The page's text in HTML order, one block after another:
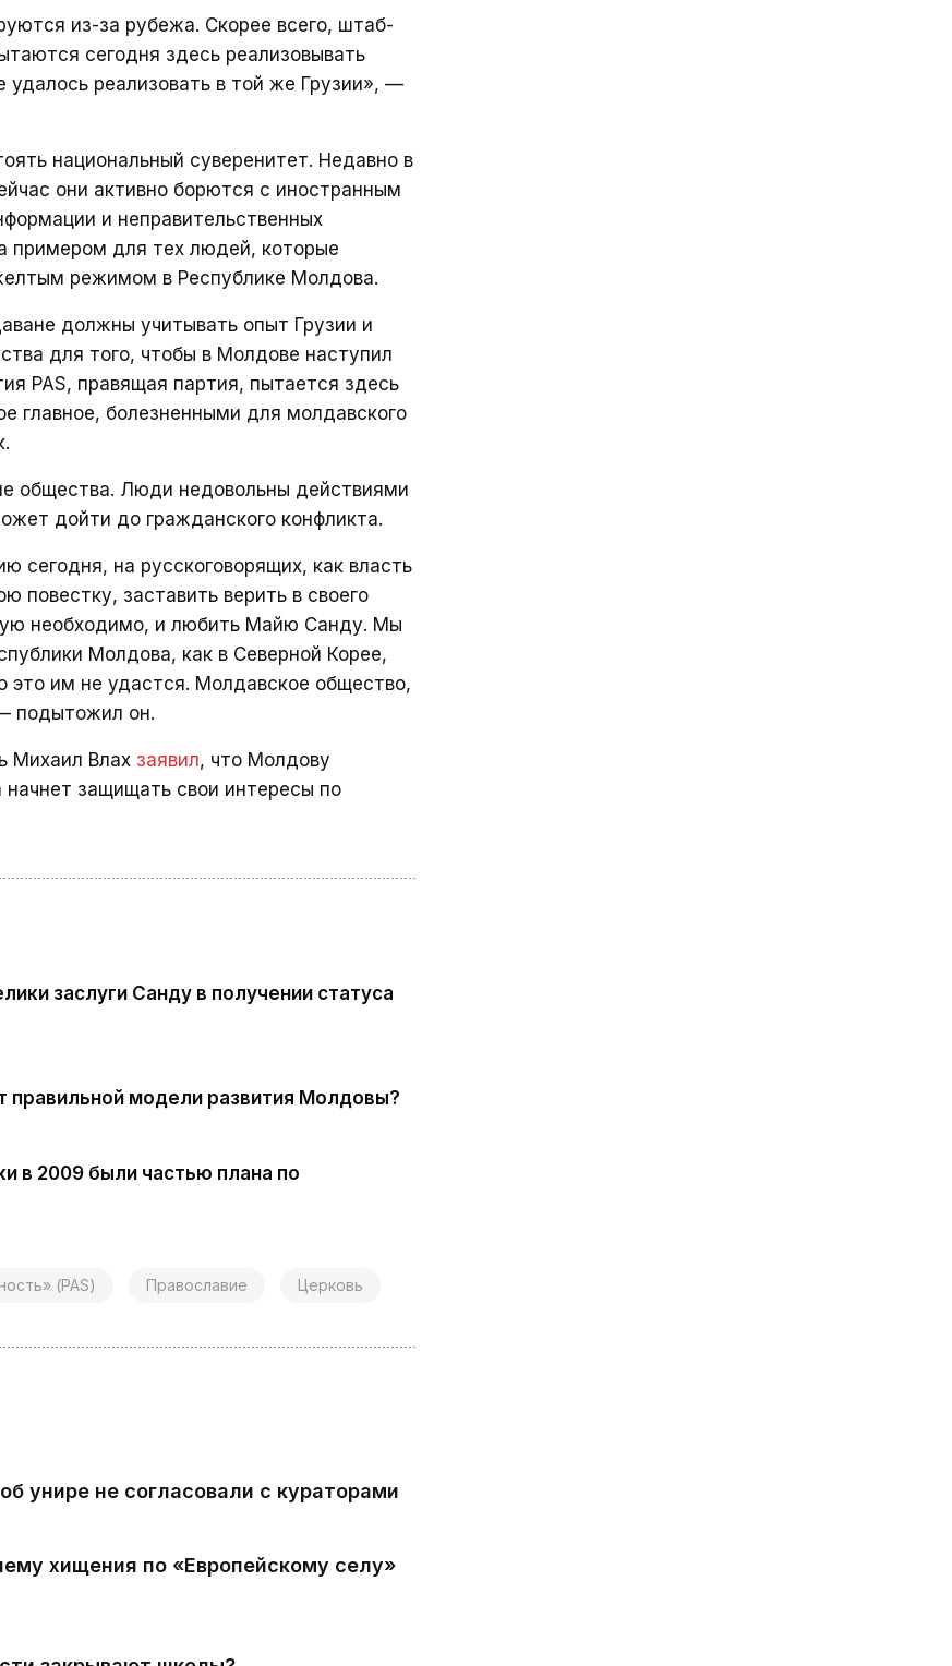
из-за рубежа. Скорее всего, штаб-
сегодня здесь реализовывать
реализовать в той же Грузии», —
национальный суверенитет. Недавно в
они активно борются с иностранным
и неправительственных
примером для тех людей, которые
режимом в Республике Молдова.
должны учитывать опыт Грузии и
для того, чтобы в Молдове наступил
PAS, правящая партия, пытается здесь
главное, болезненными для молдавского
общества. Люди недовольны действиями
дойти до гражданского конфликта.
сегодня, на русскоговорящих, как власть
повестку, заставить верить в своего
необходимо, и любить Майю Санду. Мы
Молдова, как в Северной Корее,
это им не удастся. Молдавское общество,
подытожил он.
Михаил Влах заявил, что Молдову
защищать свои интересы по
заслуги Санду в получении статуса
правильной модели развития Молдовы?
в 2009 были частью плана по
(PAS) Православие Церковь
унире не согласовали с кураторами
хищения по «Европейскому селу»